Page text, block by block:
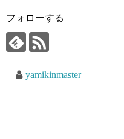
フォローする
yamikinmaster